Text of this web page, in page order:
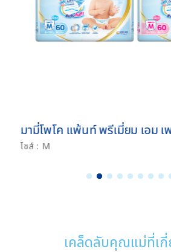
มามี่โพโค แพ้นท์ พรีเมี่ยม เอม เ
ไซส์ : M
1 2 3 4 5 6 7 8
เคล็ดลับคุณแม่ที่เ